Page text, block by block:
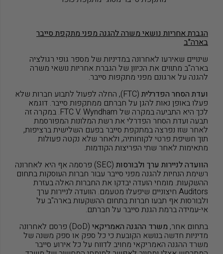
הגברת אחריות נושאי משרה להגנה מפני מתקפת סייבר
בארה"ב
שינויים שאירעו לאחרונה במדיניות של מספר גופי רגולציה
בארה"ב מתווים את הכיוון של הגברת אחריות נושאי משרה
להגנה על ארגונם מפני מתקפות סייבר.
ועדת הסחר הפדרלית (
FTC), החלה לפעול לתבוע חברות שלא
פעלו באופן נאות להגן על חברתם ממתקפות סייבר. דוגמא
לכך היא התביעה במקרה של FTC V. Wyndham. במקרה זה
תבעה ועדת הסחר הפדרלי את רשת המלונות המפורסמת
לאחר שזו נפרצה במתקפת סייבר בפעם השלישית ברציפות,
תוך חשיפת פרטי לקוחותיה, ולאחר שלא נקטה פעולות
מתאימות לאחר שתי הפריצות הקודמות.
הוועדה לניירות ערך ולבורסות (
SEC) פרסמה אף היא לאחרונה
רשימת הנחיות להגנה מפני סייבר עבור חברות העוסקות בתחום
ההשקעות. מומחי הועדה יבדקו את החברות האלה בעזרת
Auditors חיצוניים שיפעלו מטעמם. הוועדה לניירות ערך
ולבורסות אף תבעו חברות בתחום ההשקעות בארה"ב על
אי-עמידה ברמת הגנת סייבר על חברתם.
בתחום אחר, משרד ההגנה האמריקאי (
DoD) פרסם לאחרונה
מדיניות חדשה בנושא הקובעת כי כל ספק או ספק משנה של
משרד ההגנה האמריקאי מחויב לדווח על כל אירוע סייבר